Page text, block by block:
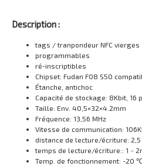
Description :
tags / tranpondeur NFC vierges
programmables
ré-inscriptibles
Chipset: Fudan F08 S50
Étanche, antichoc
Capacité de stockage: 8Kbit,
Taille: Env. 40,5×32×4.2mm
Fréquence: 13,56 MHz
Vitesse de communication:
distance de lecture/écriture: 2,5
temps de lecture/écriture:: 1 ~
Temp. de fonctionnement: -20